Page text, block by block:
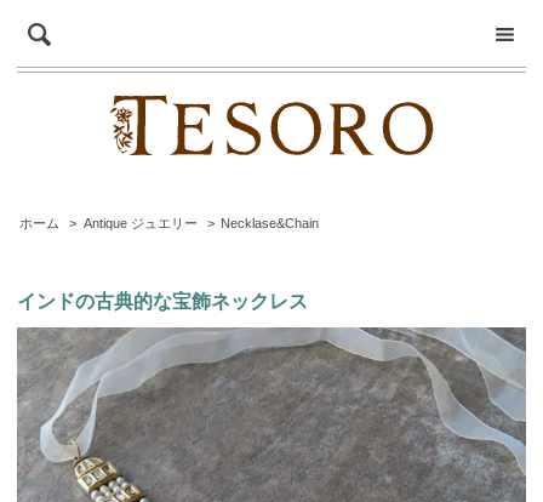
ホーム > Antique ジュエリー > Necklase&Chain
インドの古典的な宝飾ネックレス